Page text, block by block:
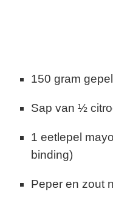
150 gram
Sap van ½
1 eetlepel
binding)
Peper en zout